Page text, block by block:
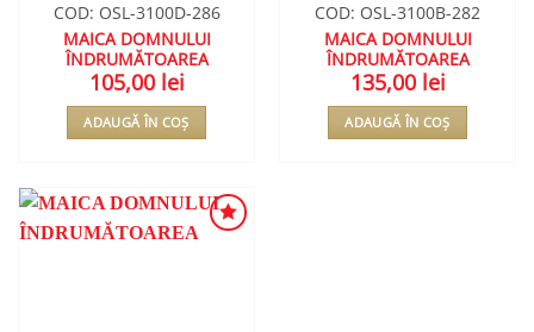
COD: OSL-3100D-286
MAICA DOMNULUI
ÎNDRUMĂTOAREA
105,00 lei
ADAUGĂ ÎN COȘ
COD: OSL-3100B-282
MAICA DOMNULUI
ÎNDRUMĂTOAREA
135,00 lei
ADAUGĂ ÎN COȘ